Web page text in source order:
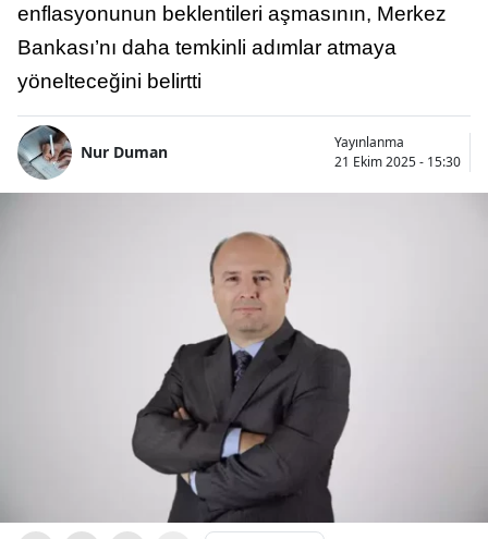
enflasyonunun beklentileri aşmasının, Merkez
Bankası’nı daha temkinli adımlar atmaya
yönelteceğini belirtti
Nur Duman
Yayınlanma
21 Ekim 2025 - 15:30